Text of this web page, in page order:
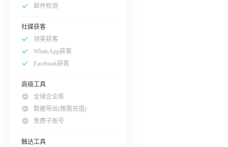
邮件检测
社媒获客
领英获客
WhatsApp获客
Facebook获客
高级工具
全球企业库
数据导出(按需充值)
免费子账号
触达工具